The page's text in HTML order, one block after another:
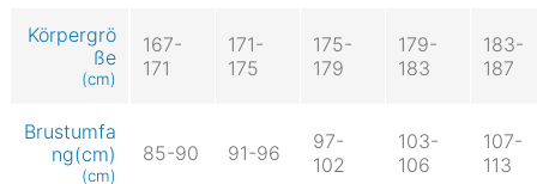
Körpergrö
ße
(cm)
167-
171
171-
175
175-
179
179-
183
183-
187
Brustumfa
ng(cm)
(cm)
85-90 91-96
97-
102
103-
106
107-
113